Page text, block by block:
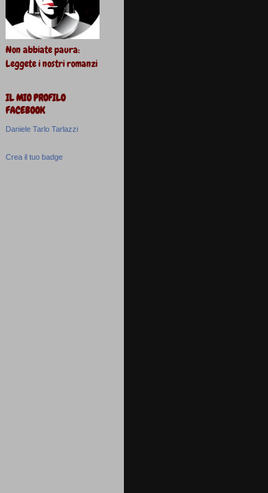
Non abbiate paura:
Leggete i nostri romanzi
IL MIO PROFILO
FACEBOOK
Daniele Tarlo Tarlazzi
Crea il tuo badge